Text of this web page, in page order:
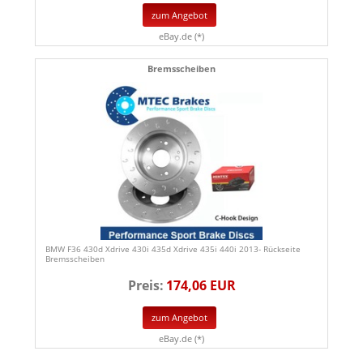
zum Angebot
eBay.de (*)
Bremsscheiben
BMW F36 430d Xdrive 430i 435d Xdrive 435i 440i 2013- Rückseite
Bremsscheiben
Preis: 174,06 EUR
zum Angebot
eBay.de (*)